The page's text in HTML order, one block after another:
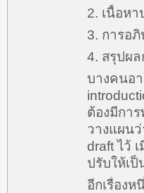
2. เนื้อห
3. การอ
4. สรุปผ
บางคนอ
ต้องมีกา
วางแผนว่
draft ไว้
ปรับให้เ
อีกเรื่อง